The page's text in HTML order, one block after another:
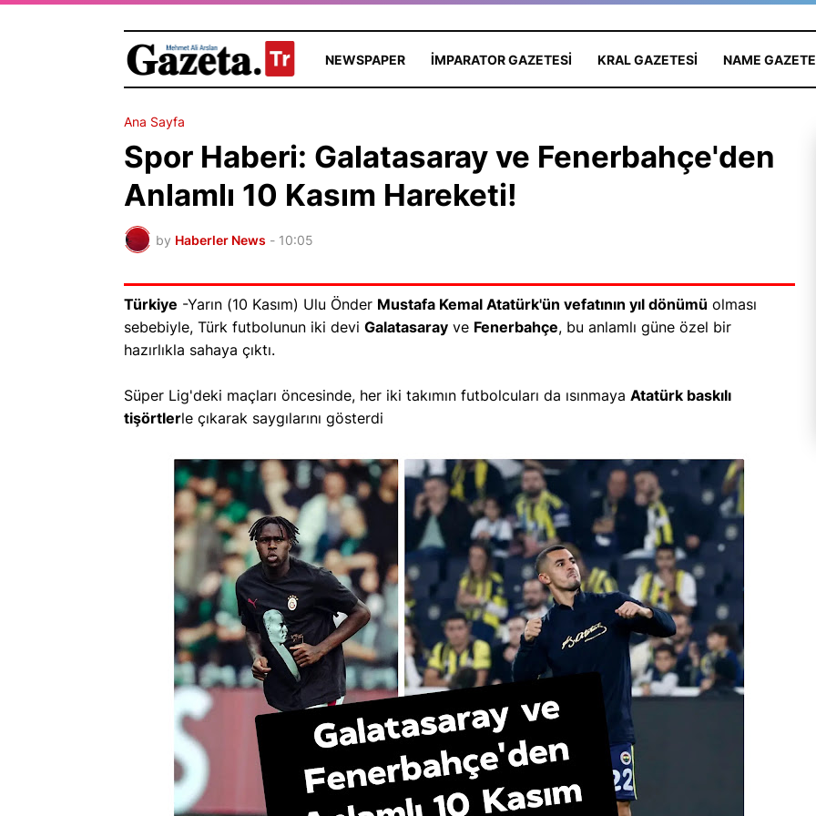
NEWSPAPER IMPARATOR GAZETESI KRAL GAZETESI NAME
Ana Sayfa
Spor Haberi: Galatasaray ve Fenerbahçe'den
Anlamlı 10 Kasım Hareketi!
by Haberler News - 10:05
Türkiye -Yarın (10 Kasım) Ulu Önder Mustafa Kemal Atatürk'ün vefatının yıl dönümü olması
sebebiyle, Türk futbolunun iki devi Galatasarayve Fenerbahçe, bu anlamlı güne özel bir
hazırlıkla sahaya çıktı.
Süper Lig'deki maçları öncesinde, her iki takımın futbolcuları da ısınmaya Atatürk baskılı
tişörtlerle çıkarak saygılarını gösterdi
Köksal AK Parti'ye Katılıyor
/ Köksal Joins AK Party
KURBAN BAYRAMI TATİLİ 9
GÜN OLACAK